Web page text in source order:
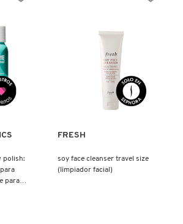
polish:
para
Ver más
FRESH
soy face cleanser travel size
(limpiador facial)